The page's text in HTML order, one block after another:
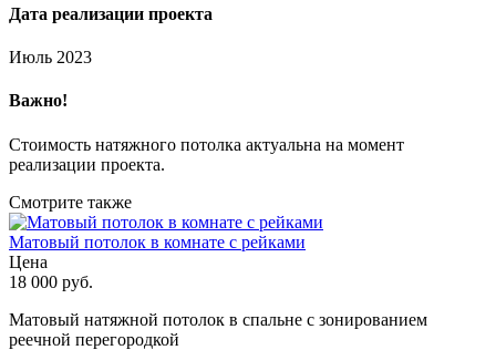
Дата реализации проекта
Июль 2023
Важно!
Стоимость натяжного потолка актуальна на момент
реализации проекта.
Смотрите также
Матовый потолок в комнате с рейками
Цена
18 000 руб.
Матовый натяжной потолок в спальне с зонированием
реечной перегородкой